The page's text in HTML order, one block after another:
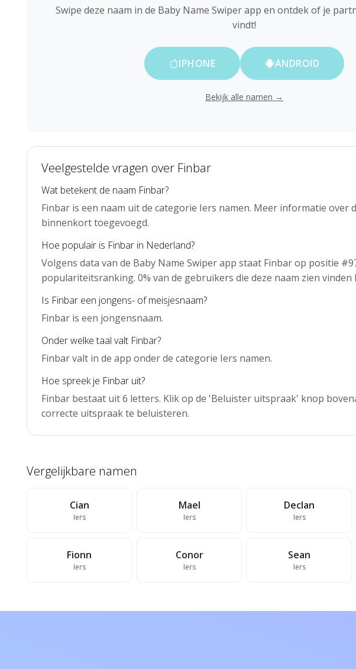
Swipe deze naam in de Baby Name Swiper app en ontdek of je
vindt!
IPHONE ANDROID
Bekijk alle namen →
Veelgestelde vragen over Finbar
Wat betekent de naam Finbar?
Finbar is een naam uit de categorie Iers namen. Meer informatie over
binnenkort toegevoegd.
Hoe populair is Finbar in Nederland?
Volgens data van de Baby Name Swiper app staat Finbar op positie
populariteitsranking. 0% van de gebruikers die deze naam zien vinden
Is Finbar een jongens- of meisjesnaam?
Finbar is een jongensnaam.
Onder welke taal valt Finbar?
Finbar valt in de app onder de categorie Iers namen.
Hoe spreek je Finbar uit?
Finbar bestaat uit 6 letters. Klik op de 'Beluister uitspraak' knop
correcte uitspraak te beluisteren.
Vergelijkbare namen
Cian
Iers
Mael
Iers
Declan
Iers
Fionn
Iers
Conor
Iers
Sean
Iers